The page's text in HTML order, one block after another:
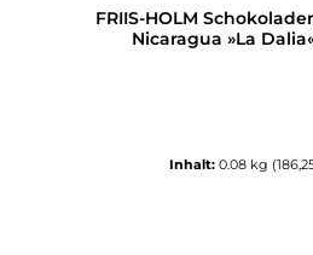
FRIIS-HOLM
Nicaragua »La
Inhalt: 0.08 kg